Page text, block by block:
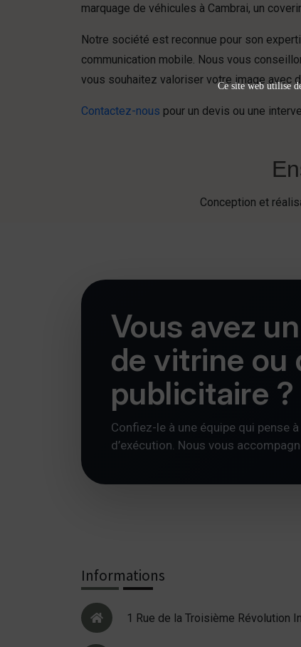
marquage de véhicules à Cambrai, un
Notre société est reconnue pour son
communication mobile. Nous vous
vous souhaitez valoriser votre image
Contactez-nous pour un devis ou une
Conception et
Vous avez
de vitrine ou
publicitaire ?
Confiez-le à une équipe qui pense
d’exécution. Nous vous
Informations
1 Rue de la Troisième Révolution
Ce site web utilise